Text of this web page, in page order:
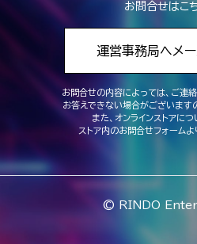
お問合せはこ
運営事務局へメ
お問合せの内容によっては、ご連
お答えできない場合がございます
また、オンラインストアに
ストア内のお問合せフォームよ
© RINDO